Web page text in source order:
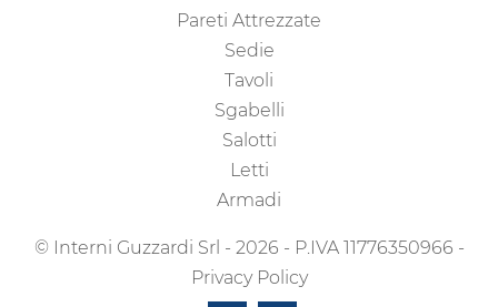
Pareti Attrezzate
Sedie
Tavoli
Sgabelli
Salotti
Letti
Armadi
© Interni Guzzardi Srl - 2026 - P.IVA 11776350966 -
Privacy Policy